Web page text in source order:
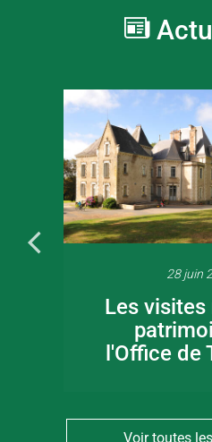
28 juin
Les visites
l'Office de
Voir toutes